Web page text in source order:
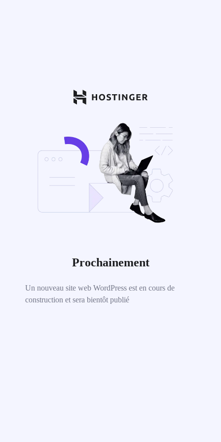
Prochainement
Un nouveau site web WordPress est en cours de
construction et sera bientôt publié